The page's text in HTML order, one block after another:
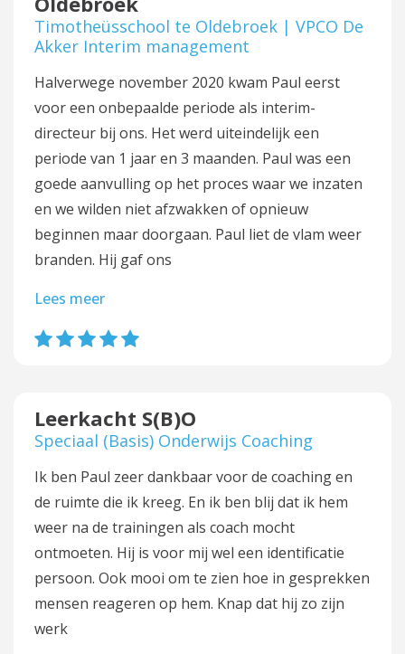
Timotheüsschool te Oldebroek | VPCO De
Akker Interim management
Halverwege november 2020 kwam Paul eerst
voor een onbepaalde periode als interim-
directeur bij ons. Het werd uiteindelijk een
periode van 1 jaar en 3 maanden. Paul was een
goede aanvulling op het proces waar we inzaten
en we wilden niet afzwakken of opnieuw
beginnen maar doorgaan. Paul liet de vlam weer
branden. Hij gaf ons
Lees meer
Leerkacht S(B)O
Speciaal (Basis) Onderwijs Coaching
Ik ben Paul zeer dankbaar voor de coaching en
de ruimte die ik kreeg. En ik ben blij dat ik hem
weer na de trainingen als coach mocht
ontmoeten. Hij is voor mij wel een identificatie
persoon. Ook mooi om te zien hoe in gesprekken
mensen reageren op hem. Knap dat hij zo zijn
werk